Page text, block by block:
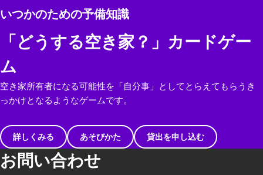
いつかのための予備知識
「どうする空き家？」カードゲー
ム
空き家所有者になる可能性を「自分事」としてとらえてもらうき
っかけとなるようなゲームです。
詳しくみる あそびかた 貸出を申し込む
お問い合わせ